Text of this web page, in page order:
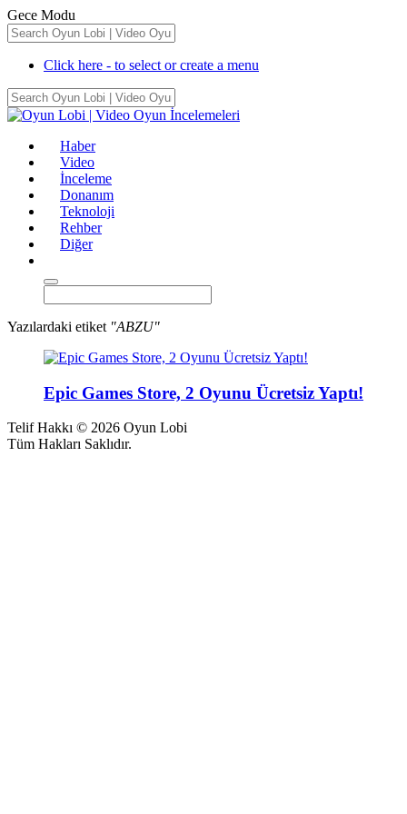
Gece Modu
Click here - to select or create a menu
Haber
Video
İnceleme
Donanım
Teknoloji
Rehber
Diğer
Yazılardaki etiket "ABZU"
Epic Games Store, 2 Oyunu Ücretsiz Yaptı!
Telif Hakkı © 2026 Oyun Lobi
Tüm Hakları Saklıdır.